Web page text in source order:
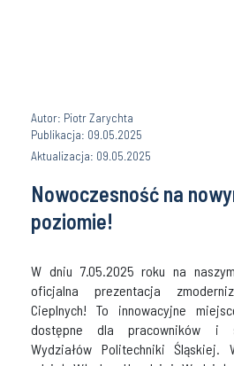
Autor: Piotr Zarychta
Publikacja: 09.05.2025
Aktualizacja: 09.05.2025
Nowoczesność na
poziomie!
W dniu 7.05.2025 roku na
oficjalna prezentacja
Cieplnych! To innowacyjne
dostępne dla pracowników i
Wydziałów Politechniki Śląskiej.